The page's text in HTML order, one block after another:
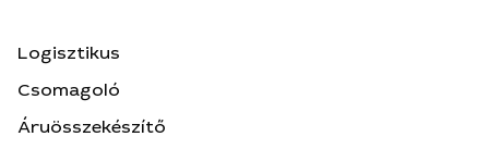
Logisztikus
Csomagoló
Áruösszekészítő